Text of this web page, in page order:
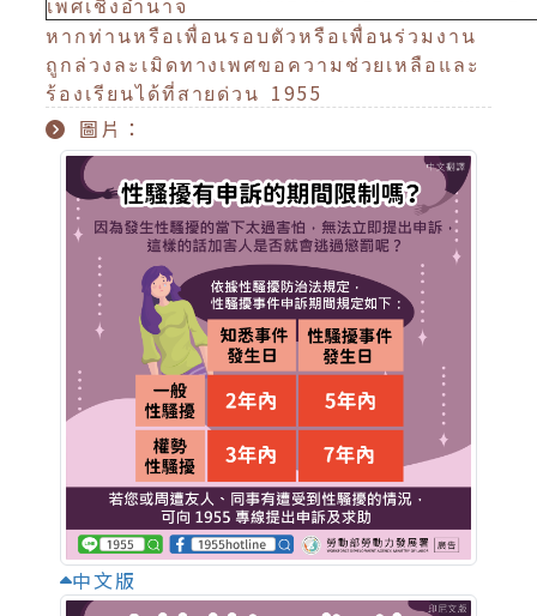
หากท่านหรือเพื่อนรอบตัวหรือเพื่อนร่วมงาน
ถูกล่วงละเมิดทางเพศขอความช่วยเหลือและ
ร้องเรียนได้ที่สายด่วน 1955
圖片：
中文版